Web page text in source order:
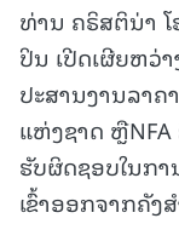
ທ່ານ ຄຣິສຕິນ່າ
ປິນ ເປີດເຜີຍຫວ່
ປະສານງານລາ
ແຫ່ງຊາດ ຫຼື
ຮັບຜິດຊອບໃນກາ
ເຂົ້າອອກຈາກຄັງ